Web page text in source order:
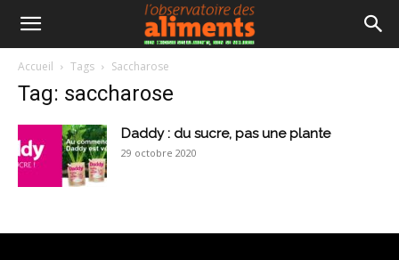
Accueil Tags Saccharose
Tag: saccharose
Daddy : du sucre, pas une plante
29 octobre 2020